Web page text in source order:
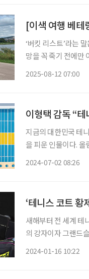
[이색 여행 베
‘버킷 리스트’라는 말
망을 꼭 죽기 전에만
2025-08-12 07:00
이형택 감독 “
지금의 대한민국 테
을 피운 인물이다.
2024-07-02 08:26
‘테니스 코트
새해부터 전 세계 테
의 강자이자 그랜드
2024-01-16 10:22